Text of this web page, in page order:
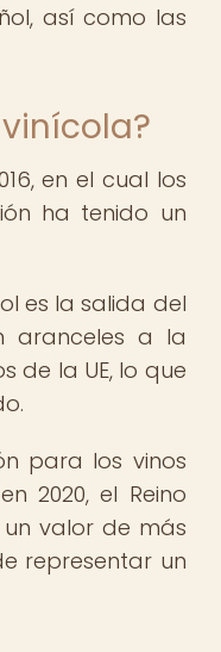
así como las
en el cual los
ha tenido un
es la salida del
aranceles a la
de la UE, lo que
para los vinos
2020, el Reino
un valor de más
representar un